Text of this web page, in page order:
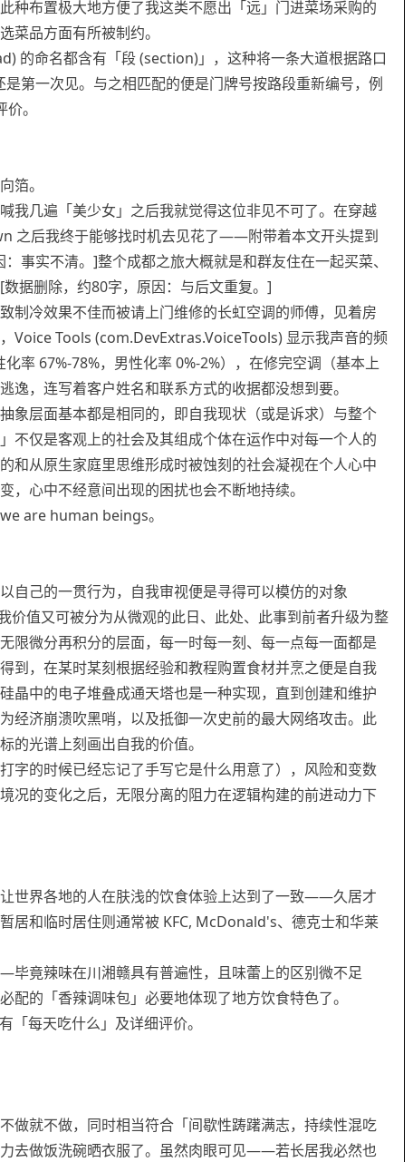
布置极大地方便了我这类不愿出「远」门进菜场采购的
菜品方面有所被制约。
的命名都含有「段 (section)」，这种将一条大道根据路口
第一次见。与之相匹配的便是门牌号按路段重新编号，例
。
箔。
我几遍「美少女」之后我就觉得这位非见不可了。在穿越
之后我终于能够找时机去见花了——附带着本文开头提到
事实不清。]整个成都之旅大概就是和群友住在一起买菜、
据删除，约80字，原因：与后文重复。]
制冷效果不佳而被请上门维修的长虹空调的师傅，见着房
Voice Tools (com.DevExtras.VoiceTools) 显示我声音的频
率 67%-78%，男性化率 0%-2%），在修完空调（基本上
逸，连写着客户姓名和联系方式的收据都没想到要。
象层面基本都是相同的，即自我现状（或是诉求）与整个
不仅是客观上的社会及其组成个体在运作中对每一个人的
和从原生家庭里思维形成时被蚀刻的社会凝视在个人心中
心中不经意间出现的困扰也会不断地持续。
are human beings。
自己的一贯行为，自我审视便是寻得可以模仿的对象
价值又可被分为从微观的此日、此处、此事到前者升级为整
限微分再积分的层面，每一时每一刻、每一点每一面都是
到，在某时某刻根据经验和教程购置食材并烹之便是自我
晶中的电子堆叠成通天塔也是一种实现，直到创建和维护
经济崩溃吹黑哨，以及抵御一次史前的最大网络攻击。此
的光谱上刻画出自我的价值。
字的时候已经忘记了手写它是什么用意了），风险和变数
况的变化之后，无限分离的阻力在逻辑构建的前进动力下
世界各地的人在肤浅的饮食体验上达到了一致——久居才
居和临时居住则通常被 KFC, McDonald's、德克士和华莱
竟辣味在川湘赣具有普遍性，且味蕾上的区别微不足
配的「香辣调味包」必要地体现了地方饮食特色了。
每天吃什么」及详细评价。
就不做，同时相当符合「间歇性踌躇满志，持续性混吃
去做饭洗碗晒衣服了。虽然肉眼可见——若长居我必然也